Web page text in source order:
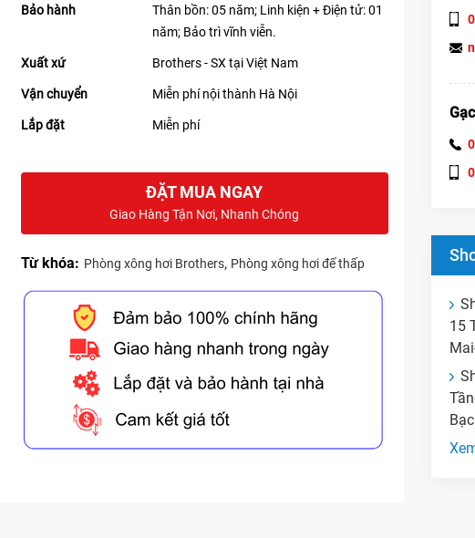
Bảo hành
Thân bồn: 05 năm; Linh kiện + Điện tử: 01
năm; Bảo trì vĩnh viễn.
Xuất xứ Brothers - SX tại Việt Nam
Vận chuyển Miễn phí nội thành Hà Nội
Lắp đặt Miễn phí
ĐẶT MUA NGAY
Giao Hàng Tận Nơi, Nhanh Chóng
Từ khóa: Phòng xông hơi Brothers, Phòng xông hơi đế thấp
15